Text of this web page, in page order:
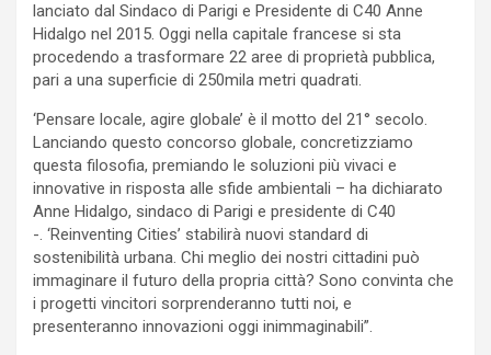
lanciato dal Sindaco di Parigi e Presidente di C40 Anne
Hidalgo nel 2015. Oggi nella capitale francese si sta
procedendo a trasformare 22 aree di proprietà pubblica,
pari a una superficie di 250mila metri quadrati.
‘Pensare locale, agire globale’ è il motto del 21° secolo.
Lanciando questo concorso globale, concretizziamo
questa filosofia, premiando le soluzioni più vivaci e
innovative in risposta alle sfide ambientali – ha dichiarato
Anne Hidalgo, sindaco di Parigi e presidente di C40
-. ‘Reinventing Cities’ stabilirà nuovi standard di
sostenibilità urbana. Chi meglio dei nostri cittadini può
immaginare il futuro della propria città? Sono convinta che
i progetti vincitori sorprenderanno tutti noi, e
presenteranno innovazioni oggi inimmaginabili”.